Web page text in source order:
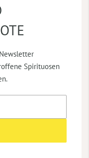
Spirituosen